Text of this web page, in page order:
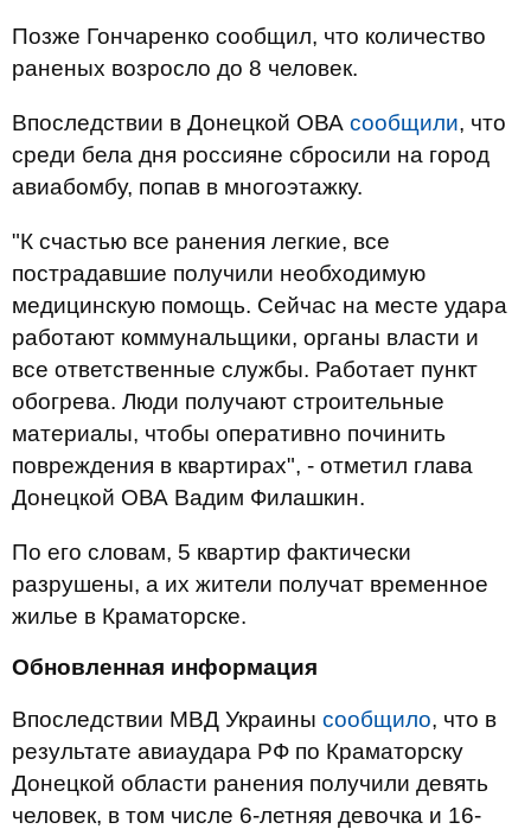
Позже Гончаренко сообщил, что количество
раненых возросло до 8 человек.
Впоследствии в Донецкой ОВА сообщили, что
среди бела дня россияне сбросили на город
авиабомбу, попав в многоэтажку.
"К счастью все ранения легкие, все
пострадавшие получили необходимую
медицинскую помощь. Сейчас на месте удара
работают коммунальщики, органы власти и
все ответственные службы. Работает пункт
обогрева. Люди получают строительные
материалы, чтобы оперативно починить
повреждения в квартирах", - отметил глава
Донецкой ОВА Вадим Филашкин.
По его словам, 5 квартир фактически
разрушены, а их жители получат временное
жилье в Краматорске.
Обновленная информация
Впоследствии МВД Украины сообщило, что в
результате авиаудара РФ по Краматорску
Донецкой области ранения получили девять
человек, в том числе 6-летняя девочка и 16-